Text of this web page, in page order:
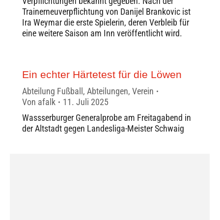
Trainerneuverpflichtung von Danijel Brankovic ist
Ira Weymar die erste Spielerin, deren Verbleib für
eine weitere Saison am Inn veröffentlicht wird.
Ein echter Härtetest für die Löwen
Abteilung Fußball , Abteilungen, Verein
Von afalk
11. Juli 2025
Wassserburger Generalprobe am Freitagabend in
der Altstadt gegen Landesliga-Meister Schwaig